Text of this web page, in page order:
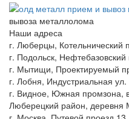
вывоза металлолома
Наши адреса
г. Люберцы, Котельнический
г. Подольск, Нефтебазовский
г. Мытищи, Проектируемый
г. Лобня, Индустриальная ул.
г. Видное, Южная промзона,
Люберецкий район, деревня